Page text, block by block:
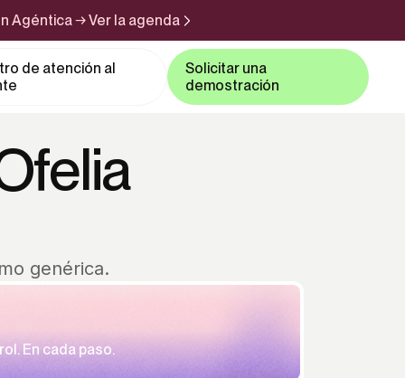
Agéntica → Ver la agenda
de atención al
Solicitar una
demostración
genérica.
En cada paso.